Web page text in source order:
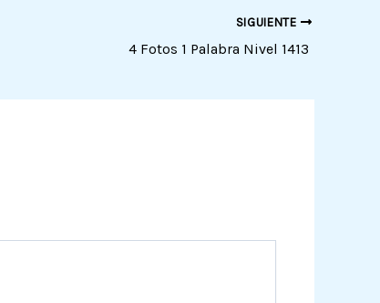
SIGUIENTE
4 Fotos 1 Palabra Nivel 1413